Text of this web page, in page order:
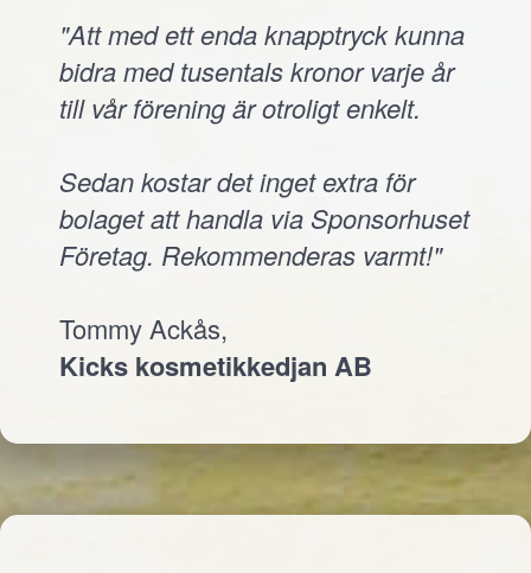
"Att med ett enda knapptryck kunna
bidra med tusentals kronor varje år
till vår förening är otroligt enkelt.
Sedan kostar det inget extra för
bolaget att handla via Sponsorhuset
Företag. Rekommenderas varmt!"
Tommy Ackås,
Kicks kosmetikkedjan AB